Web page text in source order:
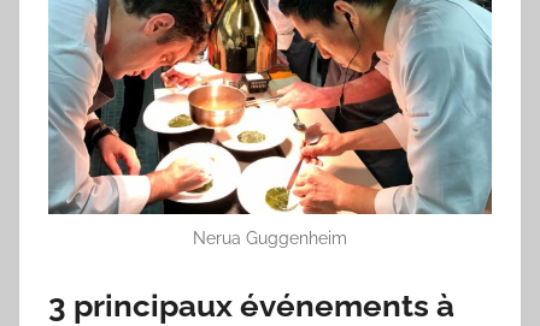
Nerua Guggenheim
3 principaux événements à